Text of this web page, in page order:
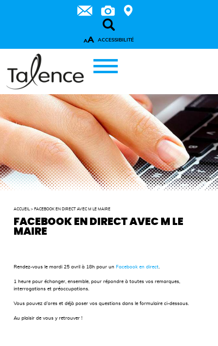
AA ACCESSIBILITÉ
ACCUEIL > FACEBOOK EN DIRECT AVEC M LE MAIRE
FACEBOOK EN DIRECT AVEC M LE
MAIRE
Rendez-vous le mardi 25 avril à 18h pour un Facebook en direct
1 heure pour échanger, ensemble, pour répondre à toutes vos remarques,
interrogations et préoccupations.
Vous pouvez d’ores et déjà poser vos questions dans le formulaire ci-dessous.
Au plaisir de vous y retrouver !